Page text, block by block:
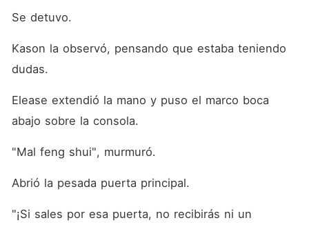
Se detuvo.
Kason la observó, pensando que estaba teniendo
dudas.
Elease extendió la mano y puso el marco boca
abajo sobre la consola.
"Mal feng shui", murmuró.
Abrió la pesada puerta principal.
"¡Si sales por esa puerta, no recibirás ni un